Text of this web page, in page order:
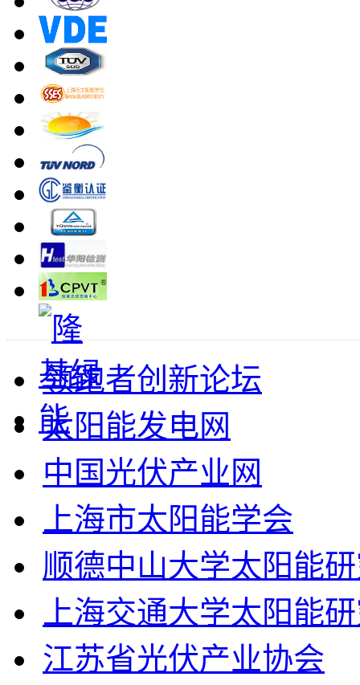
领跑者创新论坛
太阳能发电网
中国光伏产业网
上海市太阳能学会
顺德中山大学太阳能
上海交通大学太阳能
江苏省光伏产业协会